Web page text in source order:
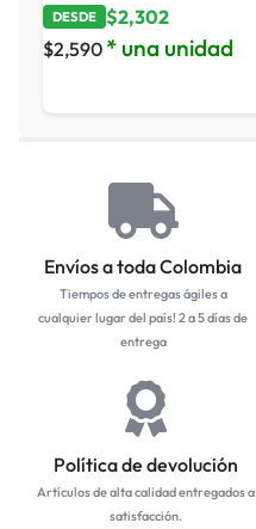
DESDE $2,302
$2,590 * una unidad
Envíos a toda Colombia
Tiempos de entregas ágiles a
cualquier lugar del país! 2 a 5 días de
entrega
Política de devolución
Artículos de alta calidad entregados a
satisfacción.